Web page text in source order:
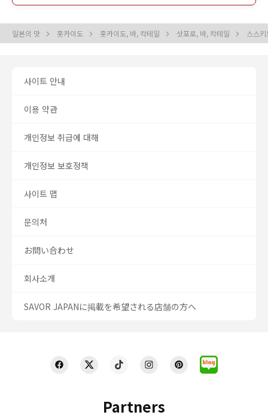
일본의 맛 홋카이도 홋카이도, 바, 칵테일 삿포로, 바, 칵테일 스스
Partners
사이트 안내
이용 약관
개인정보 취급에 대해
개인정보 보호정책
사이트 맵
문의처
お問い合わせ
회사소개
SAVOR JAPANに掲載を希望される店舗の方へ